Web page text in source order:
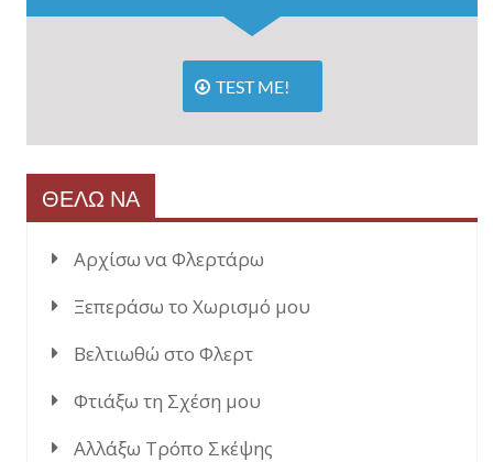
TEST ME!
ΘΕΛΩ ΝΑ
Αρχίσω να Φλερτάρω
Ξεπεράσω το Χωρισμό μου
Βελτιωθώ στο Φλερτ
Φτιάξω τη Σχέση μου
Αλλάξω Τρόπο Σκέψης